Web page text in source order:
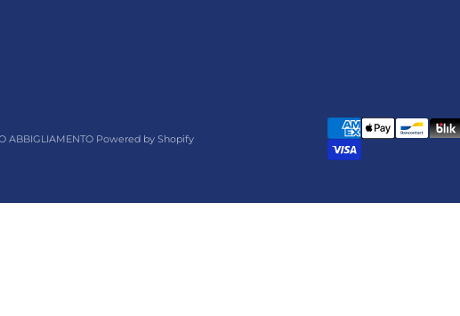
ABBIGLIAMENTO Powered by Shopify